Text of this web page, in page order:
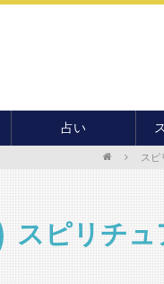
占い
おもしろ占い
スピ
スピリチ